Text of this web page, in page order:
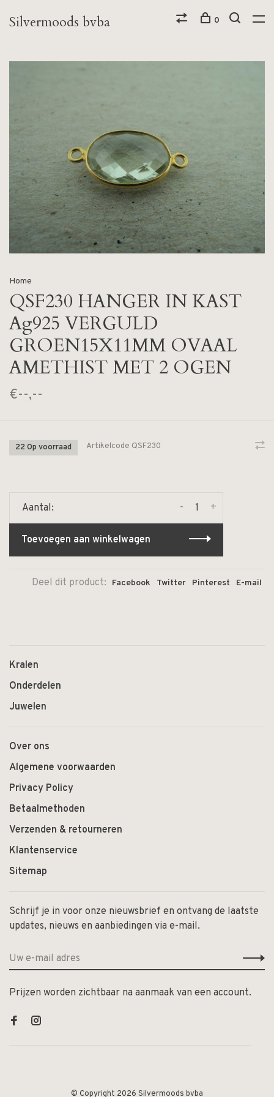
Silvermoods bvba 0
Home
QSF230 HANGER IN KAST
Ag925 VERGULD
GROEN15X11MM OVAAL
AMETHIST MET 2 OGEN
€--,--
22 Op voorraad Artikelcode QSF230
Aantal: +
-
Toevoegen aan winkelwagen
Deel dit product: Facebook Twitter Pinterest E-mail
Kralen
Onderdelen
Juwelen
Over ons
Algemene voorwaarden
Privacy Policy
Betaalmethoden
Verzenden & retourneren
Klantenservice
Sitemap
Schrijf je in voor onze nieuwsbrief en ontvang de laatste
updates, nieuws en aanbiedingen via e-mail.
Prijzen worden zichtbaar na aanmaak van een account.
© Copyright 2026 Silvermoods bvba